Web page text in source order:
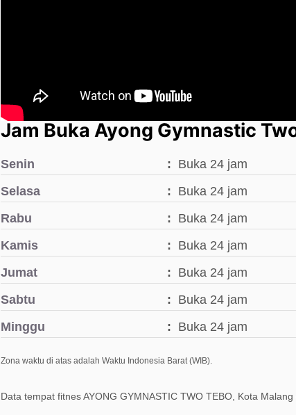
Jam Buka Ayong Gymnastic
Senin
Buka 24 jam
Selasa
Buka 24 jam
Rabu
Buka 24 jam
Kamis
Buka 24 jam
Jumat
Buka 24 jam
Sabtu
Buka 24 jam
Minggu
Buka 24 jam
Zona waktu di atas adalah Waktu Indonesia Barat (WIB).
Data tempat fitnes AYONG GYMNASTIC TWO TEBO, Kota